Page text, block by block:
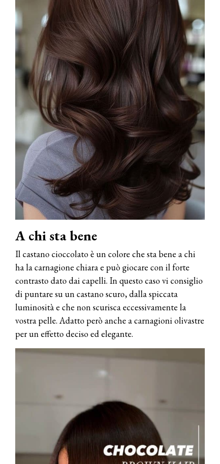
A chi sta bene
Il castano cioccolato è un colore che sta bene a chi
ha la carnagione chiara e può giocare con il forte
contrasto dato dai capelli. In questo caso vi consiglio
di puntare su un castano scuro, dalla spiccata
luminosità e che non scurisca eccessivamente la
vostra pelle. Adatto però anche a carnagioni olivastre
per un effetto deciso ed elegante.